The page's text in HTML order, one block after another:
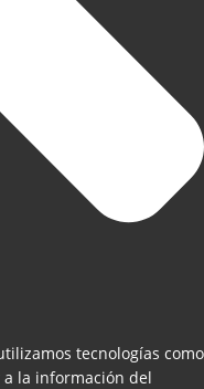
tecnologías como
a la información del